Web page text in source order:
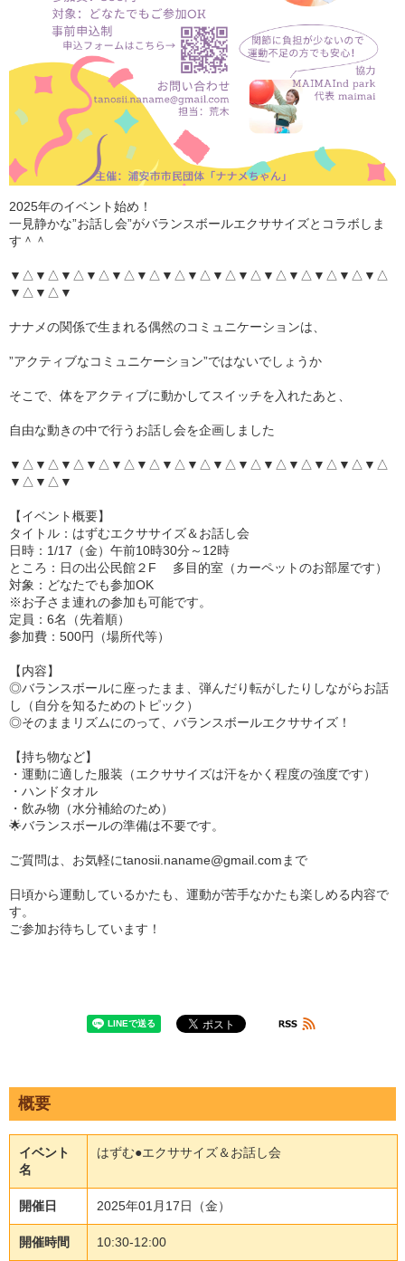
2025年のイベント始め！
一見静かな”お話し会”がバランスボールエクササイズとコラボしま
す＾＾
▼△▼△▼△▼△▼△▼△▼△▼△▼△▼△▼△▼△▼△▼△▼△
▼△▼△▼
ナナメの関係で生まれる偶然のコミュニケーションは、
”アクティブなコミュニケーション”ではないでしょうか
そこで、体をアクティブに動かしてスイッチを入れたあと、
自由な動きの中で行うお話し会を企画しました
▼△▼△▼△▼△▼△▼△▼△▼△▼△▼△▼△▼△▼△▼△▼△
▼△▼△▼
【イベント概要】
タイトル：はずむエクササイズ＆お話し会
日時：1/17（金）午前10時30分～12時
ところ：日の出公民館２F 多目的室（カーペットのお部屋です）
対象：どなたでも参加OK
※お子さま連れの参加も可能です。
定員：6名（先着順）
参加費：500円（場所代等）
【内容】
◎バランスボールに座ったまま、弾んだり転がしたりしながらお話
し（自分を知るためのトピック）
◎そのままリズムにのって、バランスボールエクササイズ！
【持ち物など】
・運動に適した服装（エクササイズは汗をかく程度の強度です）
・ハンドタオル
・飲み物（水分補給のため）
🌟バランスボールの準備は不要です。
ご質問は、お気軽にtanosii.naname@gmail.comまで
日頃から運動しているかたも、運動が苦手なかたも楽しめる内容で
す。
ご参加お待ちしています！
概要
イベント
名
はずむ●エクササイズ＆お話し会
開催日 2025年01月17日（金）
開催時間 10:30-12:00